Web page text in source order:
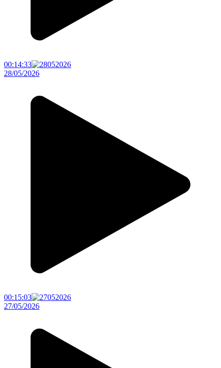
00:14:33
28/05/2026
00:15:03
27/05/2026